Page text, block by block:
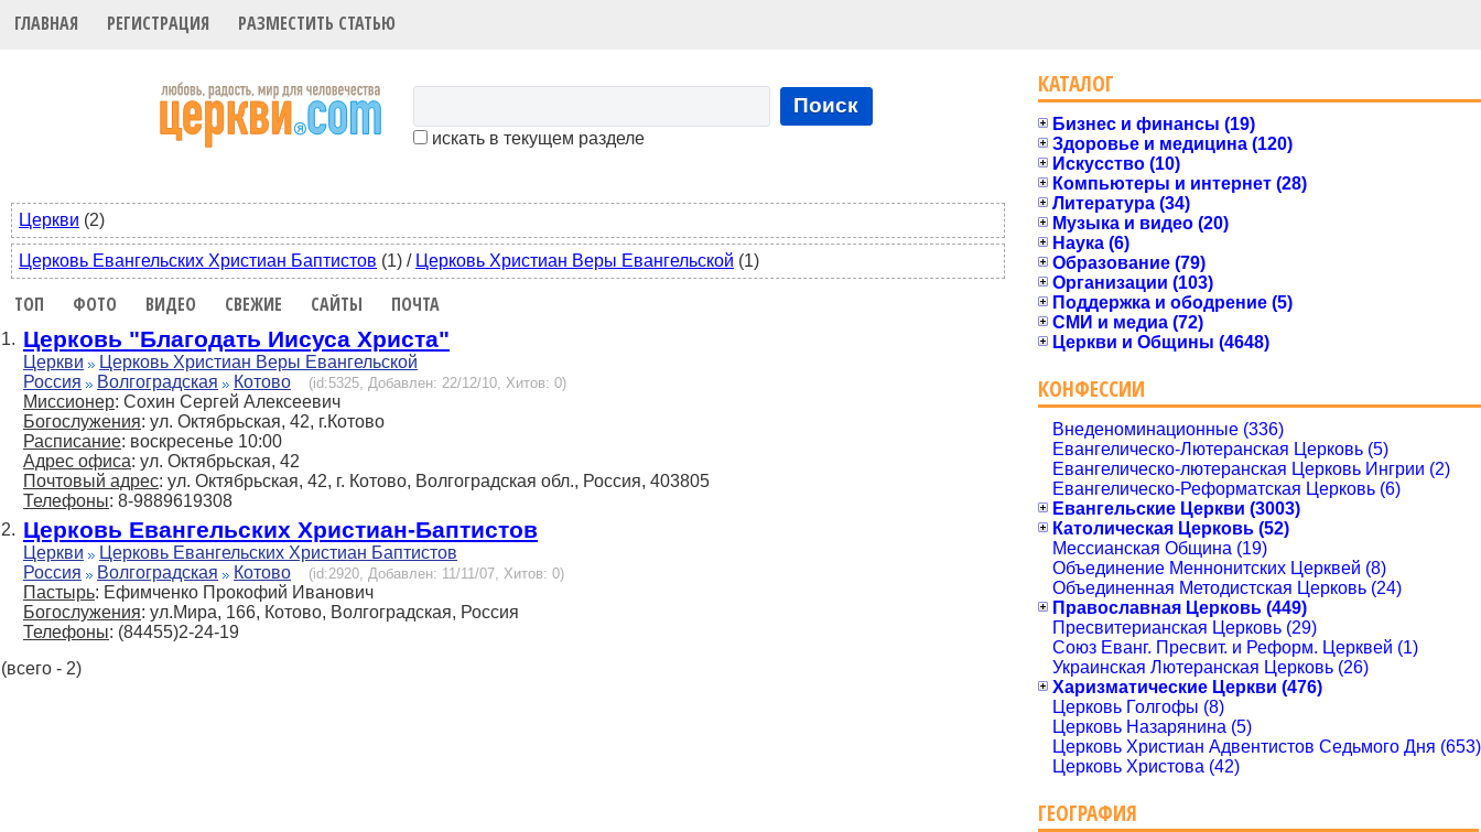
ГЛАВНАЯ РЕГИСТРАЦИЯ РАЗМЕСТИТЬ СТАТЬЮ
Поиск
искать в текущем разделе
Церкви (2)
Церковь Евангельских Христиан Баптистов (1) / Церковь Христиан Веры Евангельской (1)
ТОП ФОТО ВИДЕО СВЕЖИЕ САЙТЫ ПОЧТА
1. Церковь "Благодать Иисуса Христа"
Церкви
Церковь Христиан Веры Евангельской
Россия
Волгоградская Котово (id:5325, Добавлен: 22/12/10, Хитов: 0)
Миссионер: Сохин Сергей Алексеевич
Богослужения: ул. Октябрьская, 42, г.Котово
Расписание: воскресенье 10:00
Адрес офиса: ул. Октябрьская, 42
Почтовый адрес: ул. Октябрьская, 42, г. Котово, Волгоградская обл., Россия, 403805
Телефоны: 8-9889619308
2. Церковь Евангельских Христиан-Баптистов
Церкви
Церковь Евангельских Христиан Баптистов
Россия
Волгоградская Котово (id:2920, Добавлен: 11/11/07, Хитов: 0)
Пастырь: Ефимченко Прокофий Иванович
Богослужения: ул.Мира, 166, Котово, Волгоградская, Россия
Телефоны: (84455)2-24-19
(всего - 2)
КАТАЛОГ
Бизнес и финансы (19)
Здоровье и медицина (120)
Искусство (10)
Компьютеры и интернет (28)
Литература (34)
Музыка и видео (20)
Наука (6)
Образование (79)
Организации (103)
Поддержка и ободрение (5)
СМИ и медиа (72)
Церкви и Общины (4648)
КОНФЕССИИ
Внеденоминационные (336)
Евангелическо-Лютеранская Церковь (5)
Евангелическо-лютеранская Церковь Ингрии (2)
Евангелическо-Реформатская Церковь (6)
Евангельские Церкви (3003)
Католическая Церковь (52)
Мессианская Община (19)
Объединение Меннонитских Церквей (8)
Объединенная Методистская Церковь (24)
Православная Церковь (449)
Пресвитерианская Церковь (29)
Союз Еванг. Пресвит. и Реформ. Церквей (1)
Украинская Лютеранская Церковь (26)
Харизматические Церкви (476)
Церковь Голгофы (8)
Церковь Назарянина (5)
Церковь Христиан Адвентистов Седьмого Дня (653)
Церковь Христова (42)
ГЕОГРАФИЯ